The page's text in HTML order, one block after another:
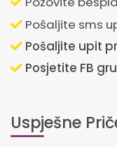
Pošaljite sms
Pošaljite upit
Posjetite FB
Uspješne